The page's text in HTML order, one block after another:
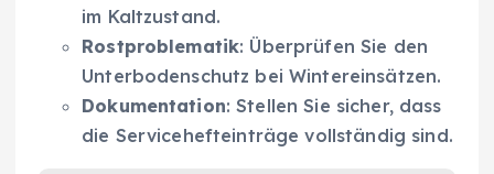
im Kaltzustand.
Rostproblematik: Überprüfen Sie den
Unterbodenschutz bei Wintereinsätzen.
Dokumentation: Stellen Sie sicher, dass
die Servicehefteinträge vollständig sind.